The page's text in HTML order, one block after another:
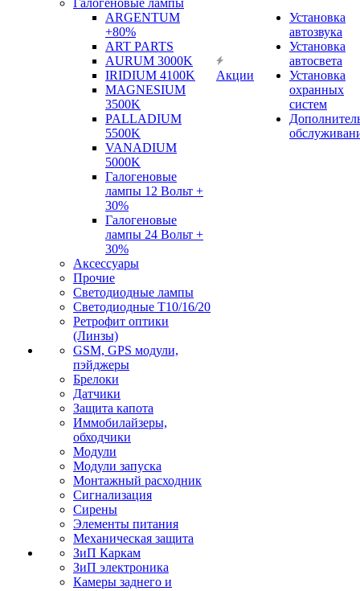
Галогеновые лампы
ARGENTUM
+80%
ART PARTS
AURUM 3000K
IRIDIUM 4100K
MAGNESIUM
3500K
PALLADIUM
5500K
VANADIUM
5000K
Галогеновые
лампы 12 Вольт +
30%
Галогеновые
лампы 24 Вольт +
30%
Аксессуары
Прочие
Светодиодные лампы
Светодиодные Т10/16/20
Ретрофит оптики
(Линзы)
GSM, GPS модули,
пэйджеры
Брелоки
Датчики
Защита капота
Иммобилайзеры,
обходчики
Модули
Модули запуска
Монтажный расходник
Сигнализация
Сирены
Элементы питания
Механическая защита
ЗиП Каркам
ЗиП электроника
Камеры заднего и
Акции
Установка
автозвука
Установка
автосвета
Установка
охранных
систем